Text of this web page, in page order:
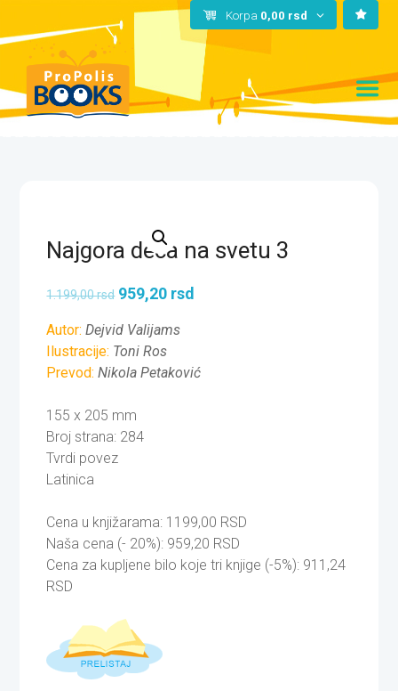
Korpa 0,00 rsd
Najgora deca na svetu 3
1.199,00rsd 959,20 rsd
Autor: Dejvid Valijams
Ilustracije: Toni Ros
Prevod: Nikola Petaković
155 x 205 mm
Broj strana: 284
Tvrdi povez
Latinica
Cena u knjižarama: 1199,00 RSD
Naša cena (- 20%): 959,20 RSD
Cena za kupljene bilo koje tri knjige (-5%): 911,24
RSD